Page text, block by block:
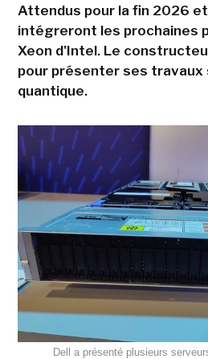
Attendus pour la fin 2026
intégreront les prochaines
Xeon d'Intel. Le
pour présenter ses
quantique.
Dell a présenté plusieurs